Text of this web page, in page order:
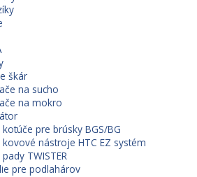
škár
na sucho
na mokro
pre brúsky BGS/BG
nástroje HTC EZ systém
TWISTER
pre podlahárov